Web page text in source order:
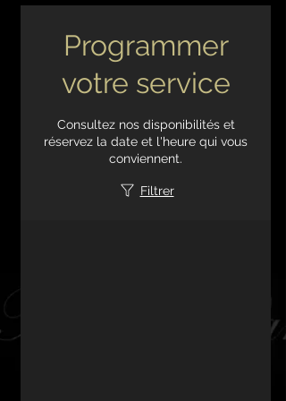
Programmer
votre service
Consultez nos disponibilités et
réservez la date et l'heure qui vous
conviennent.
Filtrer